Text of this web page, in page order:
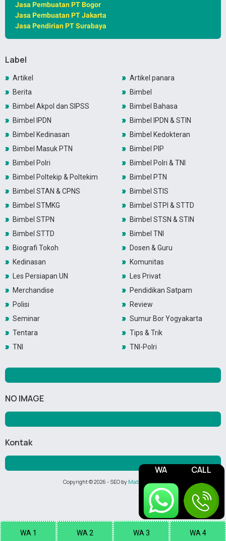
WA CALL
Jasa Pembuatan PT Bogor
Jasa Pembuatan PT Jakarta
Jasa Pendirian PT Surabaya
Label
Artikel
Artikel panara
Berita
Bimbel
Bimbel Akpol dan SIPSS
Bimbel Bahasa
Bimbel IPDN
Bimbel IPDN & STIN
Bimbel Kedinasan
Bimbel Kedokteran
Bimbel Masuk PTN
Bimbel PIP
Bimbel Polri
Bimbel Polri & TNI
Bimbel Poltekip & Poltekim
Bimbel PTN
Bimbel STAN & CPNS
Bimbel STIS
Bimbel STMKG
Bimbel STPI & STTD
Bimbel STPN
Bimbel STSN & STIN
Bimbel STTD
Bimbel TNI
Biografi Tokoh
Dosen & Guru
Kedinasan
Komunitas
Les Persiapan UN
Les Privat
Merchandise
Pendidikan Satpam
Polisi
Review
Seminar
Sumur Bor Yogyakarta
Tentara
Tips & Trik
TNI
TNI-Polri
NO IMAGE
Kontak
WA 1 WA 2 WA 3 WA 4
Copyright ©2026 - SEO by Maboor Media